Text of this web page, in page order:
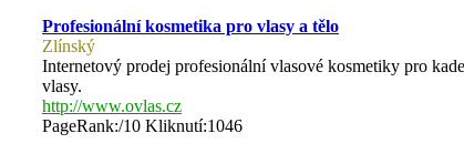
Profesionální kosmetika pro vlasy a tělo
Zlínský
Internetový prodej profesionální vlasové kosmetiky pro
vlasy.
http://www.ovlas.cz
PageRank:/10 Kliknutí:1046